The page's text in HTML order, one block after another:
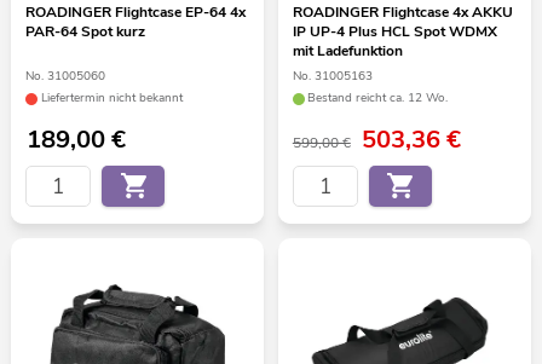
ROADINGER Flightcase EP-64 4x
PAR-64 Spot kurz
No. 31005060
Liefertermin nicht bekannt
189,00€
ROADINGER Flightcase 4x AKKU
IP UP-4 Plus HCL Spot WDMX
mit Ladefunktion
No. 31005163
Bestand reicht ca. 12 Wo.
599,00 € 503,36€